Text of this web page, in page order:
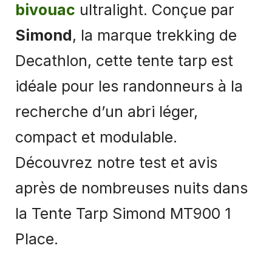
bivouac ultralight. Conçue par
Simond, la marque trekking de
Decathlon, cette tente tarp est
idéale pour les randonneurs à la
recherche d’un abri léger,
compact et modulable.
Découvrez notre test et avis
après de nombreuses nuits dans
la Tente Tarp Simond MT900 1
Place.